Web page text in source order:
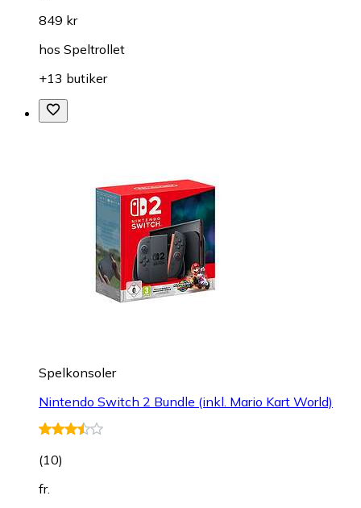
849 kr
hos Speltrollet
+13 butiker
Spelkonsoler
Nintendo Switch 2 Bundle (inkl. Mario Kart World)
(10)
fr.